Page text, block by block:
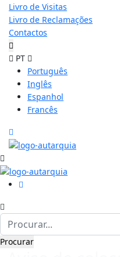
Livro de Visitas
Livro de Reclamações
Contactos
PT
Português
Inglês
Espanhol
Francês